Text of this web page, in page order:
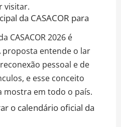
visitar.
da CASACOR para
CASACOR 2026 é
proposta entende o lar
pessoal e de
e esse conceito
mostra em todo o país.
o calendário oficial da